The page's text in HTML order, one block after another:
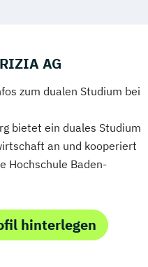
AG
zum dualen Studium bei
bietet ein duales Studium
an und kooperiert
Hochschule Baden-
hinterlegen